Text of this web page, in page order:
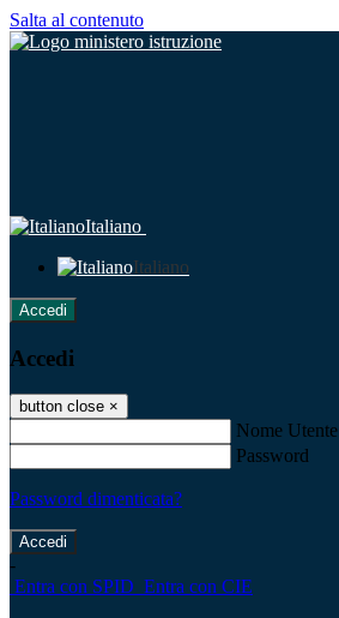
Salta al contenuto
Italiano
Italiano
Accedi
Accedi
button close ×
Nome Utente
Password
Password dimenticata?
-
Entra con SPID Entra con CIE